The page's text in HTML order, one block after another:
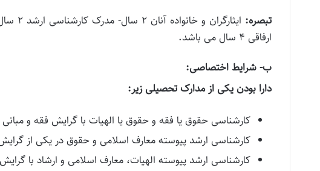
تبصره:
ارفاقی ۴ سال می باشد.
ب- شرایط اختصاصی:
دارا بودن یکی از مدارک تحصیلی زیر:
کارشناسی حقوق یا فقه و حقوق یا الهیات با گرایش فقه و
کارشناسی ارشد پیوسته معارف اسلامی و حقوق در یکی از
کارشناسی ارشد پیوسته الهیات، معارف اسلامی و ارشاد با